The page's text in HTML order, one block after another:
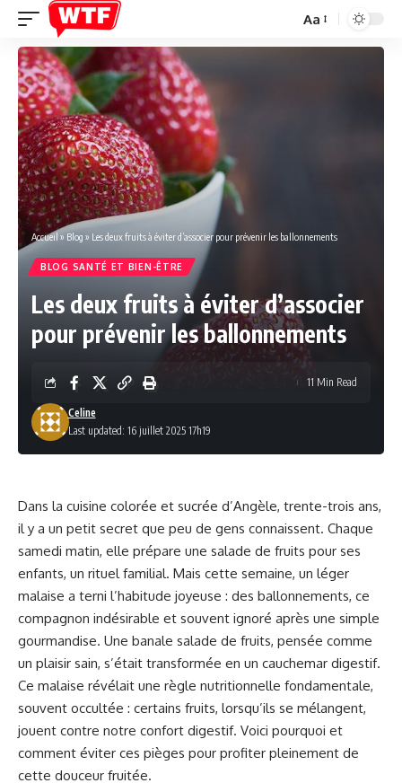
Font
Resizer
Aa
Accueil» Blog » Les deux fruits à éviter d’associer pour prévenir les ballonnements
BLOG SANTÉ ET BIEN-ÊTRE
Les deux fruits à éviter d’associer
pour prévenir les ballonnements
Last updated: 16 juillet 2025 17h19
Celine
11 Min Read
Dans la cuisine colorée et sucrée d’Angèle, trente-trois ans,
il y a un petit secret que peu de gens connaissent. Chaque
samedi matin, elle prépare une salade de fruits pour ses
enfants, un rituel familial. Mais cette semaine, un léger
malaise a terni l’habitude joyeuse : des ballonnements, ce
compagnon indésirable et souvent ignoré après une simple
gourmandise. Une banale salade de fruits, pensée comme
un plaisir sain, s’était transformée en un cauchemar digestif.
Ce malaise révélait une règle nutritionnelle fondamentale,
souvent occultée : certains fruits, lorsqu’ils se mélangent,
jouent contre notre confort digestif. Voici pourquoi et
comment éviter ces pièges pour profiter pleinement de
cette douceur fruitée.